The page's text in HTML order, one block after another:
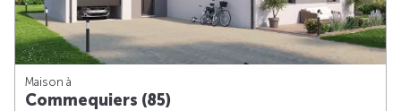
Maison à
Commequiers (85)